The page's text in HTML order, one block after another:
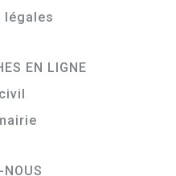
légales
EN LIGNE